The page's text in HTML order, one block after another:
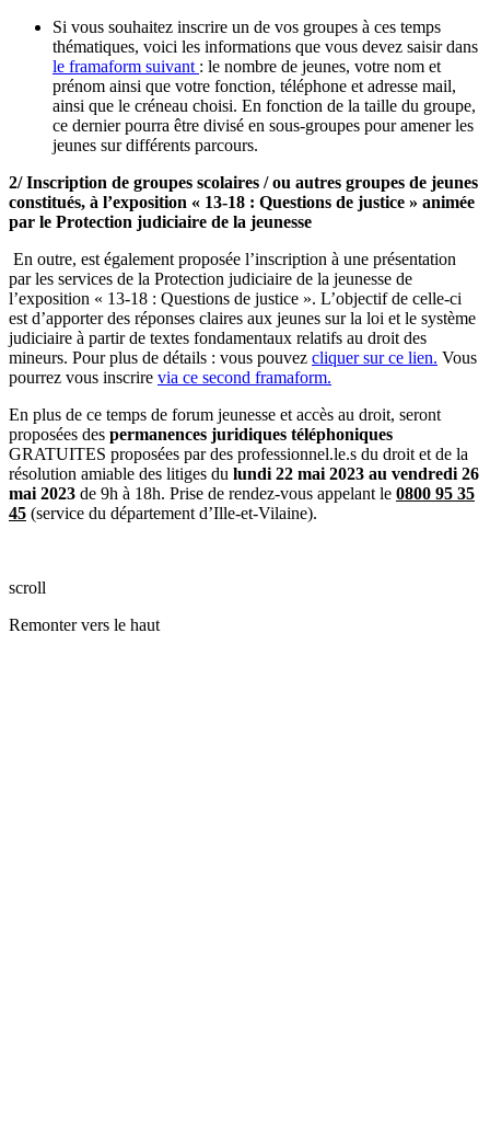
Si vous souhaitez inscrire un de vos groupes à ces temps
thématiques, voici les informations que vous devez saisir dans
le framaform suivant : le nombre de jeunes, votre nom et
prénom ainsi que votre fonction, téléphone et adresse mail,
ainsi que le créneau choisi. En fonction de la taille du groupe,
ce dernier pourra être divisé en sous-groupes pour amener les
jeunes sur différents parcours.
2/ Inscription de groupes scolaires / ou autres groupes de jeunes
constitués, à l’exposition « 13-18 : Questions de justice » animée
par le Protection judiciaire de la jeunesse
En outre, est également proposée l’inscription à une présentation
par les services de la Protection judiciaire de la jeunesse de
l’exposition « 13-18 : Questions de justice ». L’objectif de celle-ci
est d’apporter des réponses claires aux jeunes sur la loi et le système
judiciaire à partir de textes fondamentaux relatifs au droit des
mineurs. Pour plus de détails : vous pouvez cliquer sur ce lien. Vous
pourrez vous inscrire via ce second framaform.
En plus de ce temps de forum jeunesse et accès au droit, seront
proposées des permanences juridiques téléphoniques
GRATUITES proposées par des professionnel.le.s du droit et de la
résolution amiable des litiges du lundi 22 mai 2023 au vendredi 26
mai 2023 de 9h à 18h. Prise de rendez-vous appelant le 0800 95 35
45 (service du département d’Ille-et-Vilaine).
scroll
Remonter vers le haut